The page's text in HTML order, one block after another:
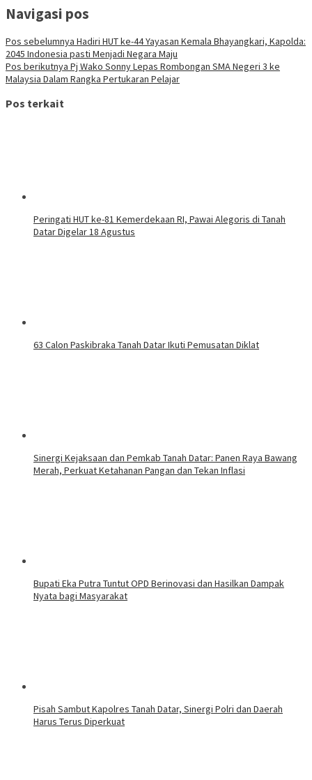
Navigasi pos
Pos sebelumnya Hadiri HUT ke-44 Yayasan Kemala Bhayangkari, Kapolda:
2045 Indonesia pasti Menjadi Negara Maju
Pos berikutnya Pj Wako Sonny Lepas Rombongan SMA Negeri 3 ke
Malaysia Dalam Rangka Pertukaran Pelajar
Pos terkait
Peringati HUT ke-81 Kemerdekaan RI, Pawai Alegoris di Tanah
Datar Digelar 18 Agustus
63 Calon Paskibraka Tanah Datar Ikuti Pemusatan Diklat
Sinergi Kejaksaan dan Pemkab Tanah Datar: Panen Raya Bawang
Merah, Perkuat Ketahanan Pangan dan Tekan Inflasi
Bupati Eka Putra Tuntut OPD Berinovasi dan Hasilkan Dampak
Nyata bagi Masyarakat
Pisah Sambut Kapolres Tanah Datar, Sinergi Polri dan Daerah
Harus Terus Diperkuat